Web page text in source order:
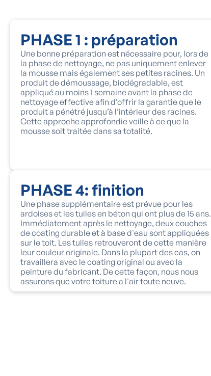
PHASE 1 : préparation
Une bonne préparation est nécessaire pour, lors de
la phase de nettoyage, ne pas uniquement enlever
la mousse mais également ses petites racines. Un
produit de démoussage, biodégradable, est
appliqué au moins 1 semaine avant la phase de
nettoyage effective afin d’offrir la garantie que le
produit a pénétré jusqu’à l’intérieur des racines.
Cette approche approfondie veille à ce que la
mousse soit traitée dans sa totalité.
PHASE 4: finition
Une phase supplémentaire est prévue pour les
ardoises et les tuiles en béton qui ont plus de 15 ans.
Immédiatement après le nettoyage, deux couches
de coating durable et à base d'eau sont appliquées
sur le toit. Les tuiles retrouveront de cette manière
leur couleur originale. Dans la plupart des cas, on
travaillera avec le coating original ou avec la
peinture du fabricant. De cette façon, nous nous
assurons que votre toiture a l'air toute neuve.